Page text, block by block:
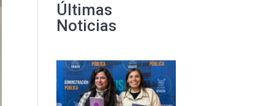
Últimas
Noticias